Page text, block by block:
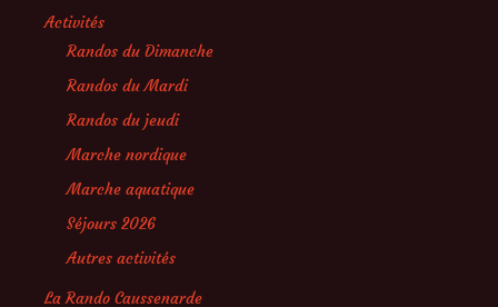
Activités
Randos du Dimanche
Randos du Mardi
Randos du jeudi
Marche nordique
Marche aquatique
Séjours 2026
Autres activités
La Rando Caussenarde